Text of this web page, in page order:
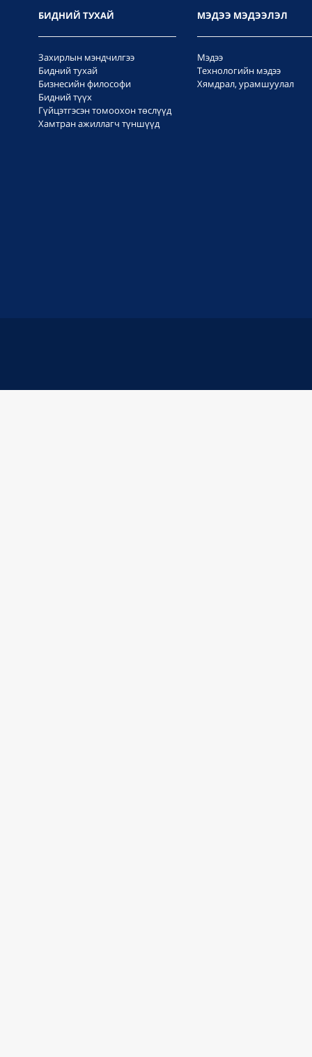
БИДНИЙ ТУХАЙ
Захирлын мэндчилгээ
Бидний тухай
Бизнесийн философи
Бидний түүх
Гүйцэтгэсэн томоохон төслүүд
Хамтран ажиллагч түншүүд
МЭДЭЭ МЭДЭЭЛЭЛ
Мэдээ
Технологийн мэдээ
Хямдрал, урамшуулал